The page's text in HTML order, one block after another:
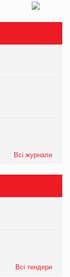
Всі журнали
Всі тендери